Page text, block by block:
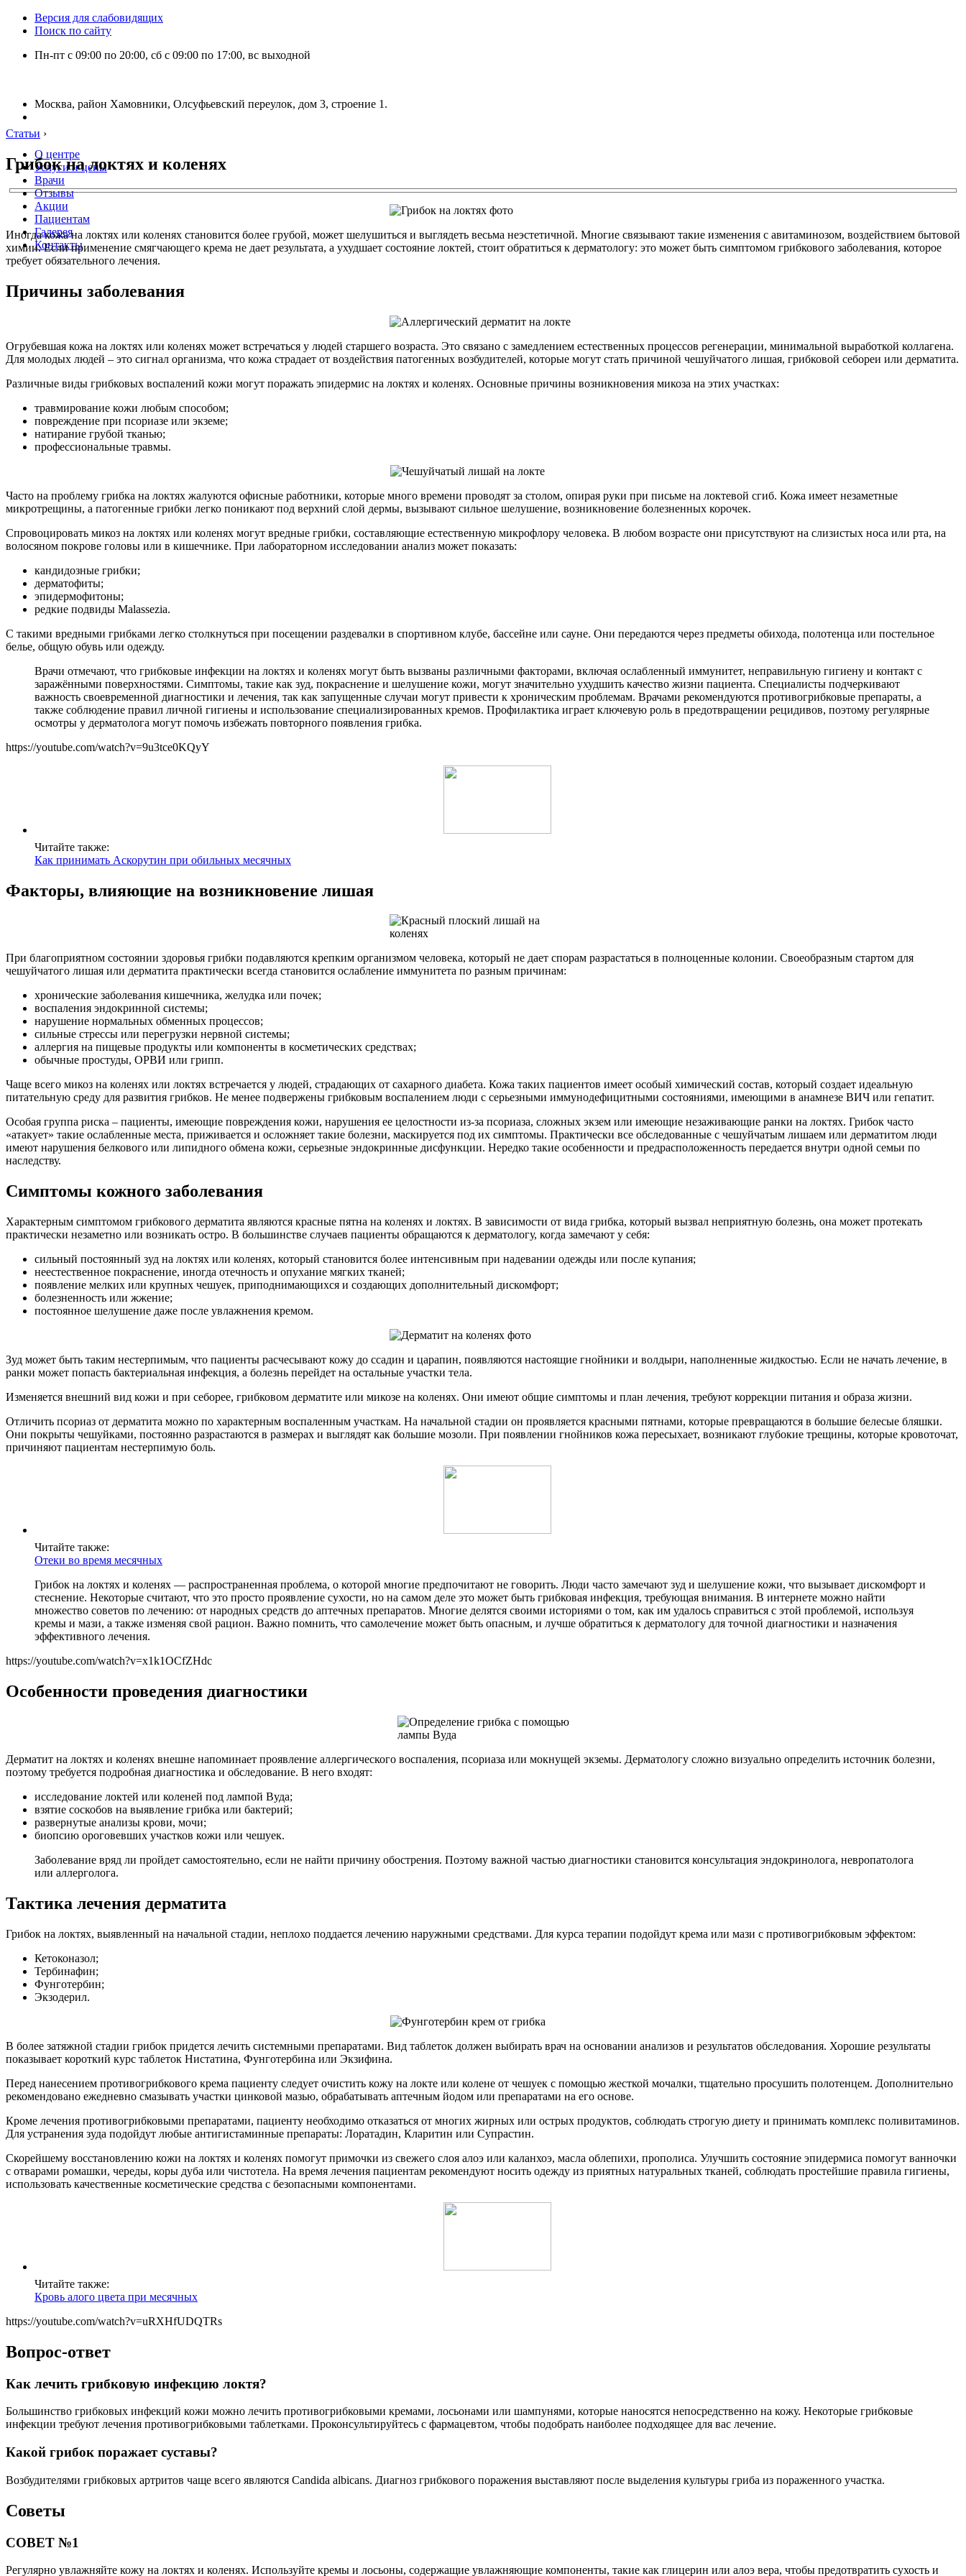
Версия для слабовидящих
Поиск по сайту
Пн-пт с 09:00 по 20:00, сб с 09:00 по 17:00, вс выходной
Москва, район Хамовники, Олсуфьевский переулок, дом 3, строение 1.
О центре
Услуги и цены
Врачи
Отзывы
Акции
Пациентам
Галерея
Контакты
Статьи ›
Грибок на локтях и коленях
Иногда кожа на локтях или коленях становится более грубой, может шелушиться и выглядеть весьма неэстетичной. Многие связывают такие изменения с авитаминозом, воздействием бытовой
химии. Если применение смягчающего крема не дает результата, а ухудшает состояние локтей, стоит обратиться к дерматологу: это может быть симптомом грибкового заболевания, которое
требует обязательного лечения.
Причины заболевания
Огрубевшая кожа на локтях или коленях может встречаться у людей старшего возраста. Это связано с замедлением естественных процессов регенерации, минимальной выработкой коллагена.
Для молодых людей – это сигнал организма, что кожа страдает от воздействия патогенных возбудителей, которые могут стать причиной чешуйчатого лишая, грибковой себореи или дерматита.
Различные виды грибковых воспалений кожи могут поражать эпидермис на локтях и коленях. Основные причины возникновения микоза на этих участках:
травмирование кожи любым способом;
повреждение при псориазе или экземе;
натирание грубой тканью;
профессиональные травмы.
Часто на проблему грибка на локтях жалуются офисные работники, которые много времени проводят за столом, опирая руки при письме на локтевой сгиб. Кожа имеет незаметные
микротрещины, а патогенные грибки легко поникают под верхний слой дермы, вызывают сильное шелушение, возникновение болезненных корочек.
Спровоцировать микоз на локтях или коленях могут вредные грибки, составляющие естественную микрофлору человека. В любом возрасте они присутствуют на слизистых носа или рта, на
волосяном покрове головы или в кишечнике. При лабораторном исследовании анализ может показать:
кандидозные грибки;
дерматофиты;
эпидермофитоны;
редкие подвиды Malassezia.
С такими вредными грибками легко столкнуться при посещении раздевалки в спортивном клубе, бассейне или сауне. Они передаются через предметы обихода, полотенца или постельное
белье, общую обувь или одежду.
Врачи отмечают, что грибковые инфекции на локтях и коленях могут быть вызваны различными факторами, включая ослабленный иммунитет, неправильную гигиену и контакт с
заражёнными поверхностями. Симптомы, такие как зуд, покраснение и шелушение кожи, могут значительно ухудшить качество жизни пациента. Специалисты подчеркивают
важность своевременной диагностики и лечения, так как запущенные случаи могут привести к хроническим проблемам. Врачами рекомендуются противогрибковые препараты, а
также соблюдение правил личной гигиены и использование специализированных кремов. Профилактика играет ключевую роль в предотвращении рецидивов, поэтому регулярные
осмотры у дерматолога могут помочь избежать повторного появления грибка.
https://youtube.com/watch?v=9u3tce0KQyY
Читайте также:
Как принимать Аскорутин при обильных месячных
Факторы, влияющие на возникновение лишая
При благоприятном состоянии здоровья грибки подавляются крепким организмом человека, который не дает спорам разрастаться в полноценные колонии. Своеобразным стартом для
чешуйчатого лишая или дерматита практически всегда становится ослабление иммунитета по разным причинам:
хронические заболевания кишечника, желудка или почек;
воспаления эндокринной системы;
нарушение нормальных обменных процессов;
сильные стрессы или перегрузки нервной системы;
аллергия на пищевые продукты или компоненты в косметических средствах;
обычные простуды, ОРВИ или грипп.
Чаще всего микоз на коленях или локтях встречается у людей, страдающих от сахарного диабета. Кожа таких пациентов имеет особый химический состав, который создает идеальную
питательную среду для развития грибков. Не менее подвержены грибковым воспалением люди с серьезными иммунодефицитными состояниями, имеющими в анамнезе ВИЧ или гепатит.
Особая группа риска – пациенты, имеющие повреждения кожи, нарушения ее целостности из-за псориаза, сложных экзем или имеющие незаживающие ранки на локтях. Грибок часто
«атакует» такие ослабленные места, приживается и осложняет такие болезни, маскируется под их симптомы. Практически все обследованные с чешуйчатым лишаем или дерматитом люди
имеют нарушения белкового или липидного обмена кожи, серьезные эндокринные дисфункции. Нередко такие особенности и предрасположенность передается внутри одной семьи по
наследству.
Симптомы кожного заболевания
Характерным симптомом грибкового дерматита являются красные пятна на коленях и локтях. В зависимости от вида грибка, который вызвал неприятную болезнь, она может протекать
практически незаметно или возникать остро. В большинстве случаев пациенты обращаются к дерматологу, когда замечают у себя:
сильный постоянный зуд на локтях или коленях, который становится более интенсивным при надевании одежды или после купания;
неестественное покраснение, иногда отечность и опухание мягких тканей;
появление мелких или крупных чешуек, приподнимающихся и создающих дополнительный дискомфорт;
болезненность или жжение;
постоянное шелушение даже после увлажнения кремом.
Зуд может быть таким нестерпимым, что пациенты расчесывают кожу до ссадин и царапин, появляются настоящие гнойники и волдыри, наполненные жидкостью. Если не начать лечение, в
ранки может попасть бактериальная инфекция, а болезнь перейдет на остальные участки тела.
Изменяется внешний вид кожи и при себорее, грибковом дерматите или микозе на коленях. Они имеют общие симптомы и план лечения, требуют коррекции питания и образа жизни.
Отличить псориаз от дерматита можно по характерным воспаленным участкам. На начальной стадии он проявляется красными пятнами, которые превращаются в большие белесые бляшки.
Они покрыты чешуйками, постоянно разрастаются в размерах и выглядят как большие мозоли. При появлении гнойников кожа пересыхает, возникают глубокие трещины, которые кровоточат,
причиняют пациентам нестерпимую боль.
Читайте также:
Отеки во время месячных
Грибок на локтях и коленях — распространенная проблема, о которой многие предпочитают не говорить. Люди часто замечают зуд и шелушение кожи, что вызывает дискомфорт и
стеснение. Некоторые считают, что это просто проявление сухости, но на самом деле это может быть грибковая инфекция, требующая внимания. В интернете можно найти
множество советов по лечению: от народных средств до аптечных препаратов. Многие делятся своими историями о том, как им удалось справиться с этой проблемой, используя
кремы и мази, а также изменяя свой рацион. Важно помнить, что самолечение может быть опасным, и лучше обратиться к дерматологу для точной диагностики и назначения
эффективного лечения.
https://youtube.com/watch?v=x1k1OCfZHdc
Особенности проведения диагностики
Дерматит на локтях и коленях внешне напоминает проявление аллергического воспаления, псориаза или мокнущей экземы. Дерматологу сложно визуально определить источник болезни,
поэтому требуется подробная диагностика и обследование. В него входят:
исследование локтей или коленей под лампой Вуда;
взятие соскобов на выявление грибка или бактерий;
развернутые анализы крови, мочи;
биопсию ороговевших участков кожи или чешуек.
Заболевание вряд ли пройдет самостоятельно, если не найти причину обострения. Поэтому важной частью диагностики становится консультация эндокринолога, невропатолога
или аллерголога.
Тактика лечения дерматита
Грибок на локтях, выявленный на начальной стадии, неплохо поддается лечению наружными средствами. Для курса терапии подойдут крема или мази с противогрибковым эффектом:
Кетоконазол;
Тербинафин;
Фунготербин;
Экзодерил.
В более затяжной стадии грибок придется лечить системными препаратами. Вид таблеток должен выбирать врач на основании анализов и результатов обследования. Хорошие результаты
показывает короткий курс таблеток Нистатина, Фунготербина или Экзифина.
Перед нанесением противогрибкового крема пациенту следует очистить кожу на локте или колене от чешуек с помощью жесткой мочалки, тщательно просушить полотенцем. Дополнительно
рекомендовано ежедневно смазывать участки цинковой мазью, обрабатывать аптечным йодом или препаратами на его основе.
Кроме лечения противогрибковыми препаратами, пациенту необходимо отказаться от многих жирных или острых продуктов, соблюдать строгую диету и принимать комплекс поливитаминов.
Для устранения зуда подойдут любые антигистаминные препараты: Лоратадин, Кларитин или Супрастин.
Скорейшему восстановлению кожи на локтях и коленях помогут примочки из свежего слоя алоэ или каланхоэ, масла облепихи, прополиса. Улучшить состояние эпидермиса помогут ванночки
с отварами ромашки, череды, коры дуба или чистотела. На время лечения пациентам рекомендуют носить одежду из приятных натуральных тканей, соблюдать простейшие правила гигиены,
использовать качественные косметические средства с безопасными компонентами.
Читайте также:
Кровь алого цвета при месячных
https://youtube.com/watch?v=uRXHfUDQTRs
Вопрос-ответ
Как лечить грибковую инфекцию локтя?
Большинство грибковых инфекций кожи можно лечить противогрибковыми кремами, лосьонами или шампунями, которые наносятся непосредственно на кожу. Некоторые грибковые
инфекции требуют лечения противогрибковыми таблетками. Проконсультируйтесь с фармацевтом, чтобы подобрать наиболее подходящее для вас лечение.
Какой грибок поражает суставы?
Возбудителями грибковых артритов чаще всего являются Candida albicans. Диагноз грибкового поражения выставляют после выделения культуры гриба из пораженного участка.
Советы
СОВЕТ №1
Регулярно увлажняйте кожу на локтях и коленях. Используйте кремы и лосьоны, содержащие увлажняющие компоненты, такие как глицерин или алоэ вера, чтобы предотвратить сухость и